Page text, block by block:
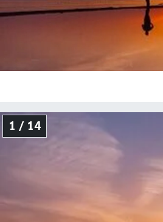
1 / 14
POLİTİKA